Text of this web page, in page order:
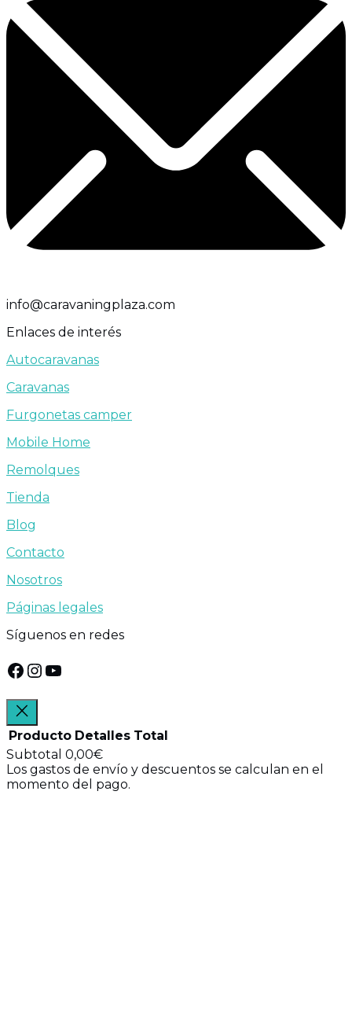
info@caravaningplaza.com
Enlaces de interés
Autocaravanas
Caravanas
Furgonetas camper
Mobile Home
Remolques
Tienda
Blog
Contacto
Nosotros
Páginas legales
Síguenos en redes
Facebook
Instagram
YouTube
Productos
Producto Detalles Total
Subtotal 0,00€
Los gastos de envío y descuentos se calculan en el
momento del pago.